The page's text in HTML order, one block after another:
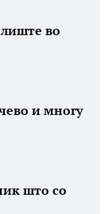
во
и многу
што со